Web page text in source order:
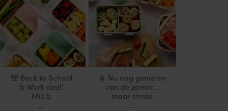
🎒 Back to School
& Work deal!
Mix &
...
☀️ Nu nog genieten
van de zomer...
maar straks
...